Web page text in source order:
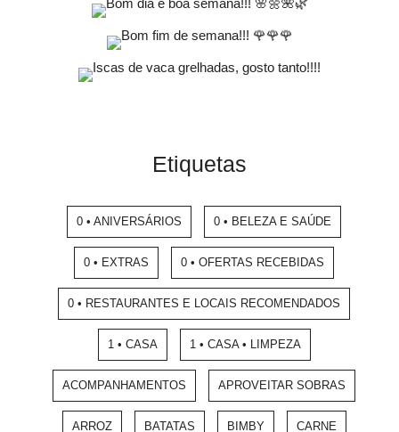
Etiquetas
0 • ANIVERSÁRIOS 0 • BELEZA E SAÚDE
0 • EXTRAS 0 • OFERTAS RECEBIDAS
0 • RESTAURANTES E LOCAIS RECOMENDADOS
1 • CASA 1 • CASA • LIMPEZA
ACOMPANHAMENTOS APROVEITAR SOBRAS
ARROZ BATATAS BIMBY CARNE